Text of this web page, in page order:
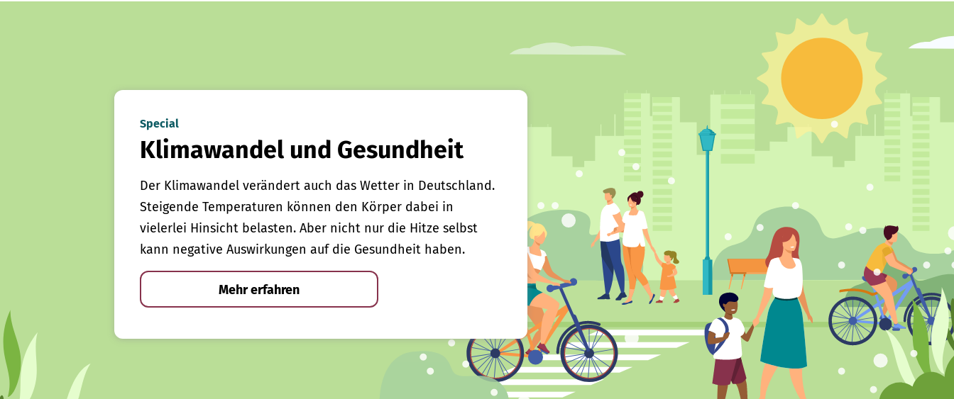
Special
Klimawandel und Gesundheit
Der Klimawandel verändert auch das Wetter in Deutschland.
Steigende Temperaturen können den Körper dabei in
vielerlei Hinsicht belasten. Aber nicht nur die Hitze selbst
kann negative Auswirkungen auf die Gesundheit haben.
Mehr erfahren